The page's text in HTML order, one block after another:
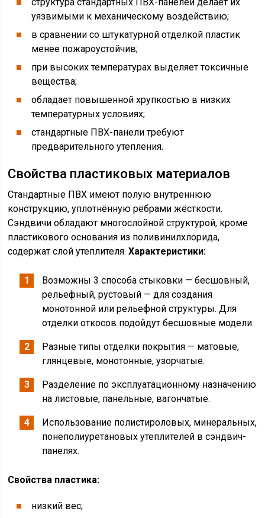
уязвимыми к механическому воздействию;
в сравнении со штукатурной отделкой пластик
менее пожароустойчив;
при высоких температурах выделяет токсичные
вещества;
обладает повышенной хрупкостью в низких
температурных условиях;
стандартные ПВХ-панели требуют
предварительного утепления.
Свойства пластиковых материалов
Стандартные ПВХ имеют полую внутреннюю
конструкцию, уплотнённую рёбрами жёсткости.
Сэндвичи обладают многослойной структурой, кроме
пластикового основания из поливинилхлорида,
содержат слой утеплителя.Характеристики:
Возможны 3 способа стыковки — бесшовный,
рельефный, рустовый — для создания
монотонной или рельефной структуры. Для
отделки откосов подойдут бесшовные модели.
Разные типы отделки покрытия — матовые,
глянцевые, монотонные, узорчатые.
Разделение по эксплуатационному назначению
на листовые, панельные, вагончатые.
Использование полистироловых, минеральных,
понеполиуретановых утеплителей в сэндвич-
панелях.
Свойства пластика:
низкий вес;